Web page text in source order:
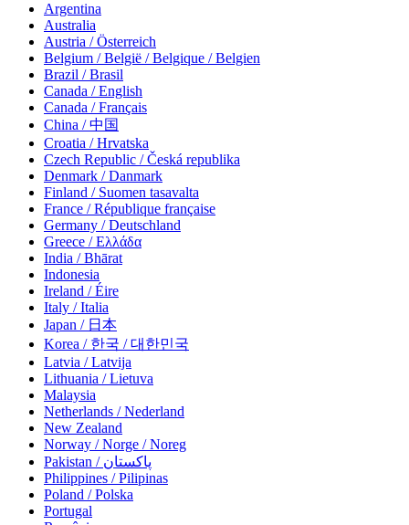
Argentina
Australia
Austria / Österreich
Belgium / België / Belgique / Belgien
Brazil / Brasil
Canada / English
Canada / Français
China / 中国
Croatia / Hrvatska
Czech Republic / Česká republika
Denmark / Danmark
Finland / Suomen tasavalta
France / République française
Germany / Deutschland
Greece / Ελλάδα
India / Bhārat
Indonesia
Ireland / Éire
Italy / Italia
Japan / 日本
Korea / 한국 / 대한민국
Latvia / Latvija
Lithuania / Lietuva
Malaysia
Netherlands / Nederland
New Zealand
Norway / Norge / Noreg
Pakistan / پاکستان
Philippines / Pilipinas
Poland / Polska
Portugal